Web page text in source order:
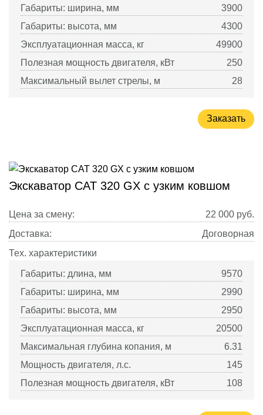
Габариты: ширина, мм
3900
Габариты: высота, мм
4300
Эксплуатационная масса, кг
49900
Полезная мощность двигателя, кВт
250
Максимальный вылет стрелы, м
28
Заказать
Экскаватор CAT 320 GX с узким ковшом
Цена за смену: 22 000 руб.
Доставка:
Договорная
Тех. характеристики
Габариты: длина, мм
9570
Габариты: ширина, мм
2990
Габариты: высота, мм
2950
Эксплуатационная масса, кг
20500
Максимальная глубина копания, м
6.31
Мощность двигателя, л.с.
145
Полезная мощность двигателя, кВт
108